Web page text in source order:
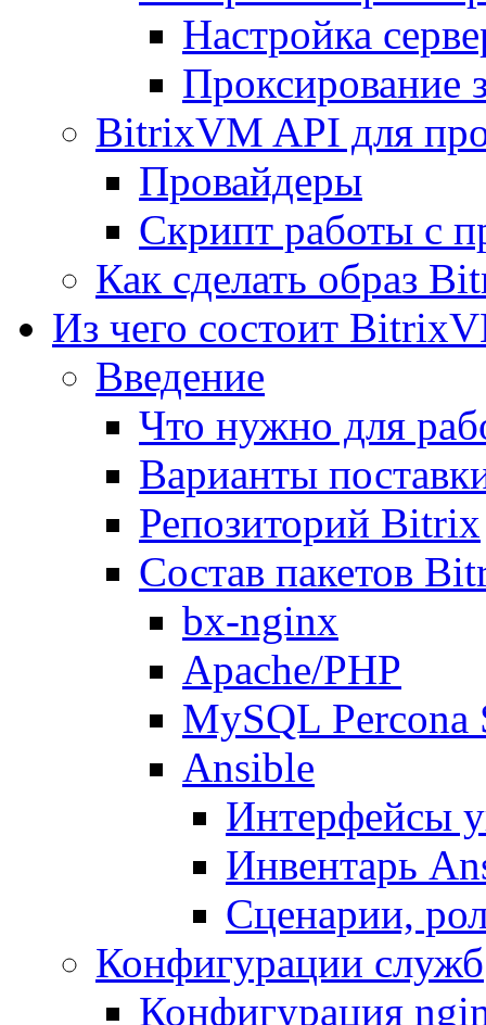
Настройка
Проксирование
BitrixVM API для
Провайдеры
Скрипт работы с
Как сделать образ
Из чего состоит
Введение
Что нужно для
Варианты
Репозиторий Bitrix
Состав пакетов
bx-nginx
Apache/PHP
MySQL Percona
Ansible
Интерфейсы
Инвентарь
Сценарии,
Конфигурации служб
Конфигурация